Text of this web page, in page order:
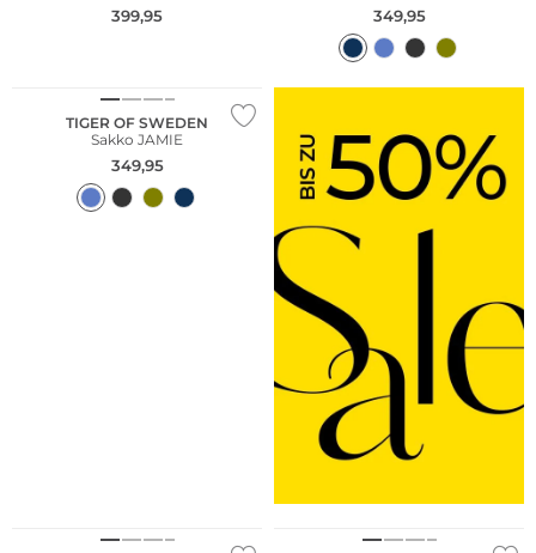
399,95 349,95
TIGER OF SWEDEN
Sakko JAMIE
349,95
Nachhaltig